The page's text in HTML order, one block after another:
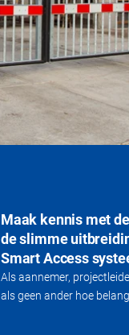
Maak kennis met
de slimme
Smart Access
Als aannemer,
als geen ander hoe